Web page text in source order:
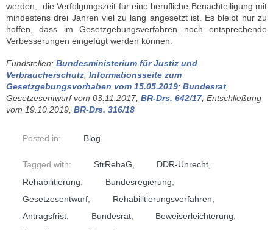
werden, die Verfolgungszeit für eine berufliche Benachteiligung mit
mindestens drei Jahren viel zu lang angesetzt ist. Es bleibt nur zu
hoffen, dass im Gesetzgebungsverfahren noch entsprechende
Verbesserungen eingefügt werden können.
Fundstellen: Bundesministerium für Justiz und
Verbraucherschutz Informationsseite zum
Gesetzgebungsvorhaben vom 15.05.2019; Bundesrat
Gesetzesentwurf vom 03.11.2017, BR-Drs. 642/17; Entschließung
vom 19.10.2019, BR-Drs. 316/18
Posted in: Blog
Tagged with: StrRehaG, DDR-Unrecht,
Rehabilitierung
Bundesregierung
Gesetzesentwurf
Rehabilitierungsverfahren
Antragsfrist, Bundesrat, Beweiserleichterung,